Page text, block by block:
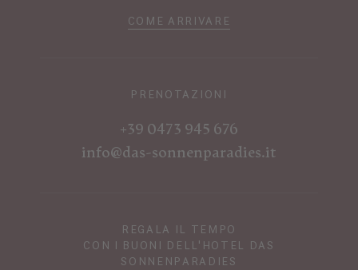
COME ARRIVARE
PRENOTAZIONI
+39 0473 945 676
info@das-sonnenparadies.it
REGALA IL TEMPO
CON I BUONI DELL'HOTEL DAS
SONNENPARADIES